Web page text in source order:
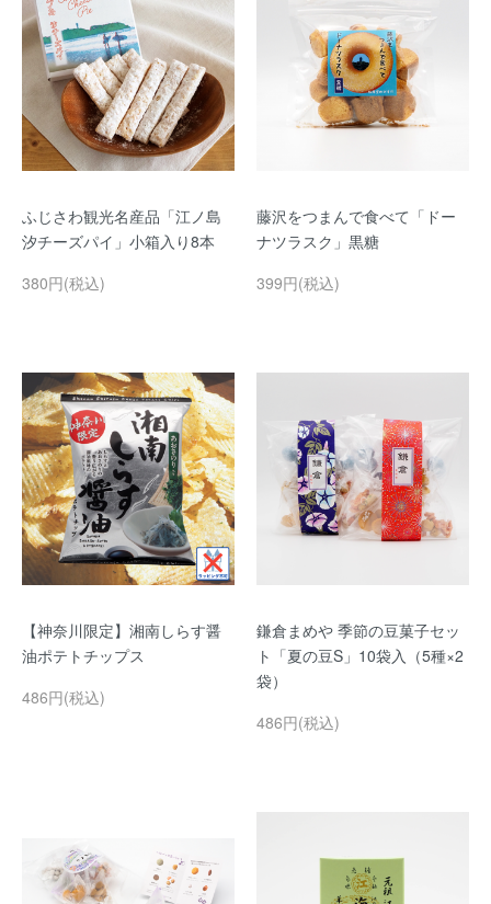
ふじさわ観光名産品「江ノ島
汐チーズパイ」小箱入り8本
380円(税込)
藤沢をつまんで食べて「ドー
ナツラスク」黒糖
399円(税込)
【神奈川限定】湘南しらす醤
油ポテトチップス
486円(税込)
鎌倉まめや 季節の豆菓子セッ
ト「夏の豆S」10袋入（5種×2
袋）
486円(税込)